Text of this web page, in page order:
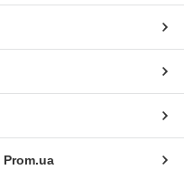
Prom.ua